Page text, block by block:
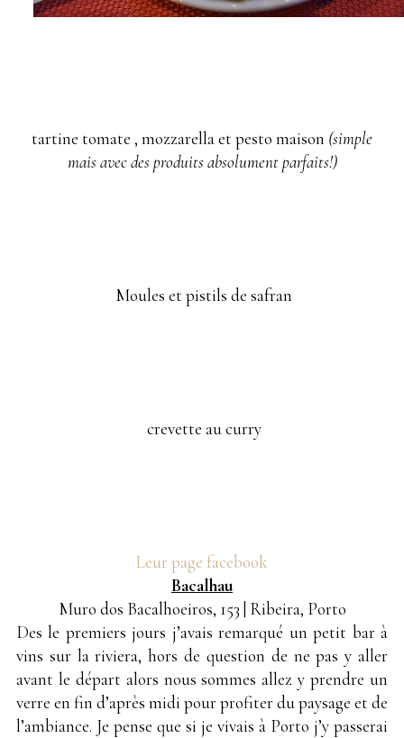
tartine tomate , mozzarella et pesto maison (simple
mais avec des produits absolument parfaits!)
Moules et pistils de safran
crevette au curry
Leur page facebook
Bacalhau
Muro dos Bacalhoeiros, 153 | Ribeira, Porto
Des le premiers jours j’avais remarqué un petit bar à
vins sur la riviera, hors de question de ne pas y aller
avant le départ alors nous sommes allez y prendre un
verre en fin d’après midi pour profiter du paysage et de
l’ambiance. Je pense que si je vivais à Porto j’y passerai